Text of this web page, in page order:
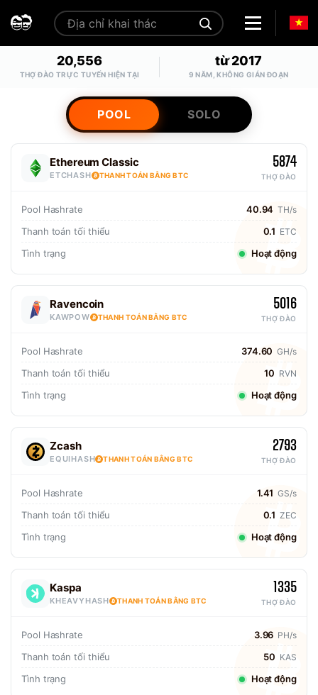
20,556
THỢ ĐÀO TRỰC TUYẾN HIỆN TẠI
từ 2017
9 NĂM, KHÔNG GIÁN ĐOẠN
POOL SOLO
Ethereum Classic
ETCHASH THANH TOÁN BẰNG BTC
5874
THỢ ĐÀO
Pool Hashrate 40.94 TH/s
Thanh toán tối thiểu 0.1 ETC
Tình trạng Hoạt động
Ravencoin
KAWPOW THANH TOÁN BẰNG BTC
5016
THỢ ĐÀO
Pool Hashrate 374.60 GH/s
Thanh toán tối thiểu 10 RVN
Tình trạng Hoạt động
Zcash
EQUIHASH THANH TOÁN BẰNG BTC
2793
THỢ ĐÀO
Pool Hashrate 1.41 GS/s
Thanh toán tối thiểu 0.1 ZEC
Tình trạng Hoạt động
Kaspa
KHEAVYHASH THANH TOÁN BẰNG BTC
1335
THỢ ĐÀO
Pool Hashrate 3.96 PH/s
Thanh toán tối thiểu 50 KAS
Tình trạng Hoạt động